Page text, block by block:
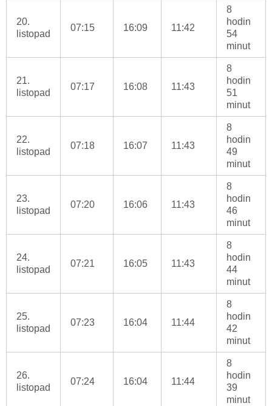
20.
listopad
07:15 16:09 11:42
8
hodin
54
minut
21.
listopad
07:17 16:08 11:43
8
hodin
51
minut
22.
listopad
07:18 16:07 11:43
8
hodin
49
minut
23.
listopad
07:20 16:06 11:43
8
hodin
46
minut
24.
listopad
07:21 16:05 11:43
8
hodin
44
minut
25.
listopad
07:23 16:04 11:44
8
hodin
42
minut
26.
listopad
07:24 16:04 11:44
8
hodin
39
minut